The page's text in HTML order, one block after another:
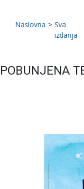
Naslovna > Sva
izdanja
POBUNJENA